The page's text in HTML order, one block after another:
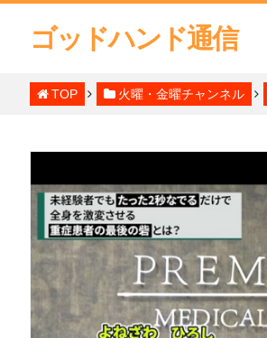
ゴッドハンド通信
TOP 火曜・金曜チャンネル